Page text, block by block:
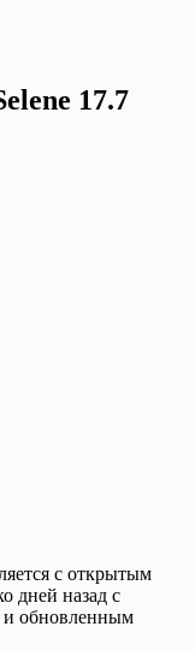
17.7
с открытым
дней назад с
и обновленным